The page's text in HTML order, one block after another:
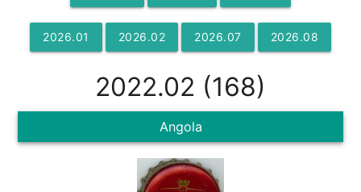
2026.01 2026.02 2026.07 2026.08
2022.02 (168)
Angola